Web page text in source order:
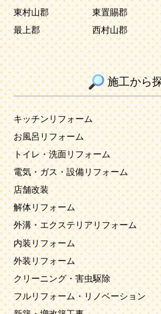
東村山郡
東置賜郡
最上郡
西村山郡
施工から
キッチンリフォーム
お風呂リフォーム
トイレ・洗面リフォーム
電気・ガス・設備リフォーム
店舗改装
解体リフォーム
外溝・エクステリアリフォーム
内装リフォーム
外装リフォーム
クリーニング・害虫駆除
フルリフォーム・リノベーション